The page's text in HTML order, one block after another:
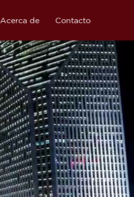
Acerca de Contacto